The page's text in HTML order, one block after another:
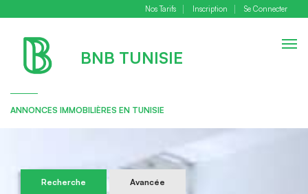
Nos Tarifs Inscription Se Connecter
BNB TUNISIE
ANNONCES IMMOBILIÈRES EN TUNISIE
Recherche Avancée